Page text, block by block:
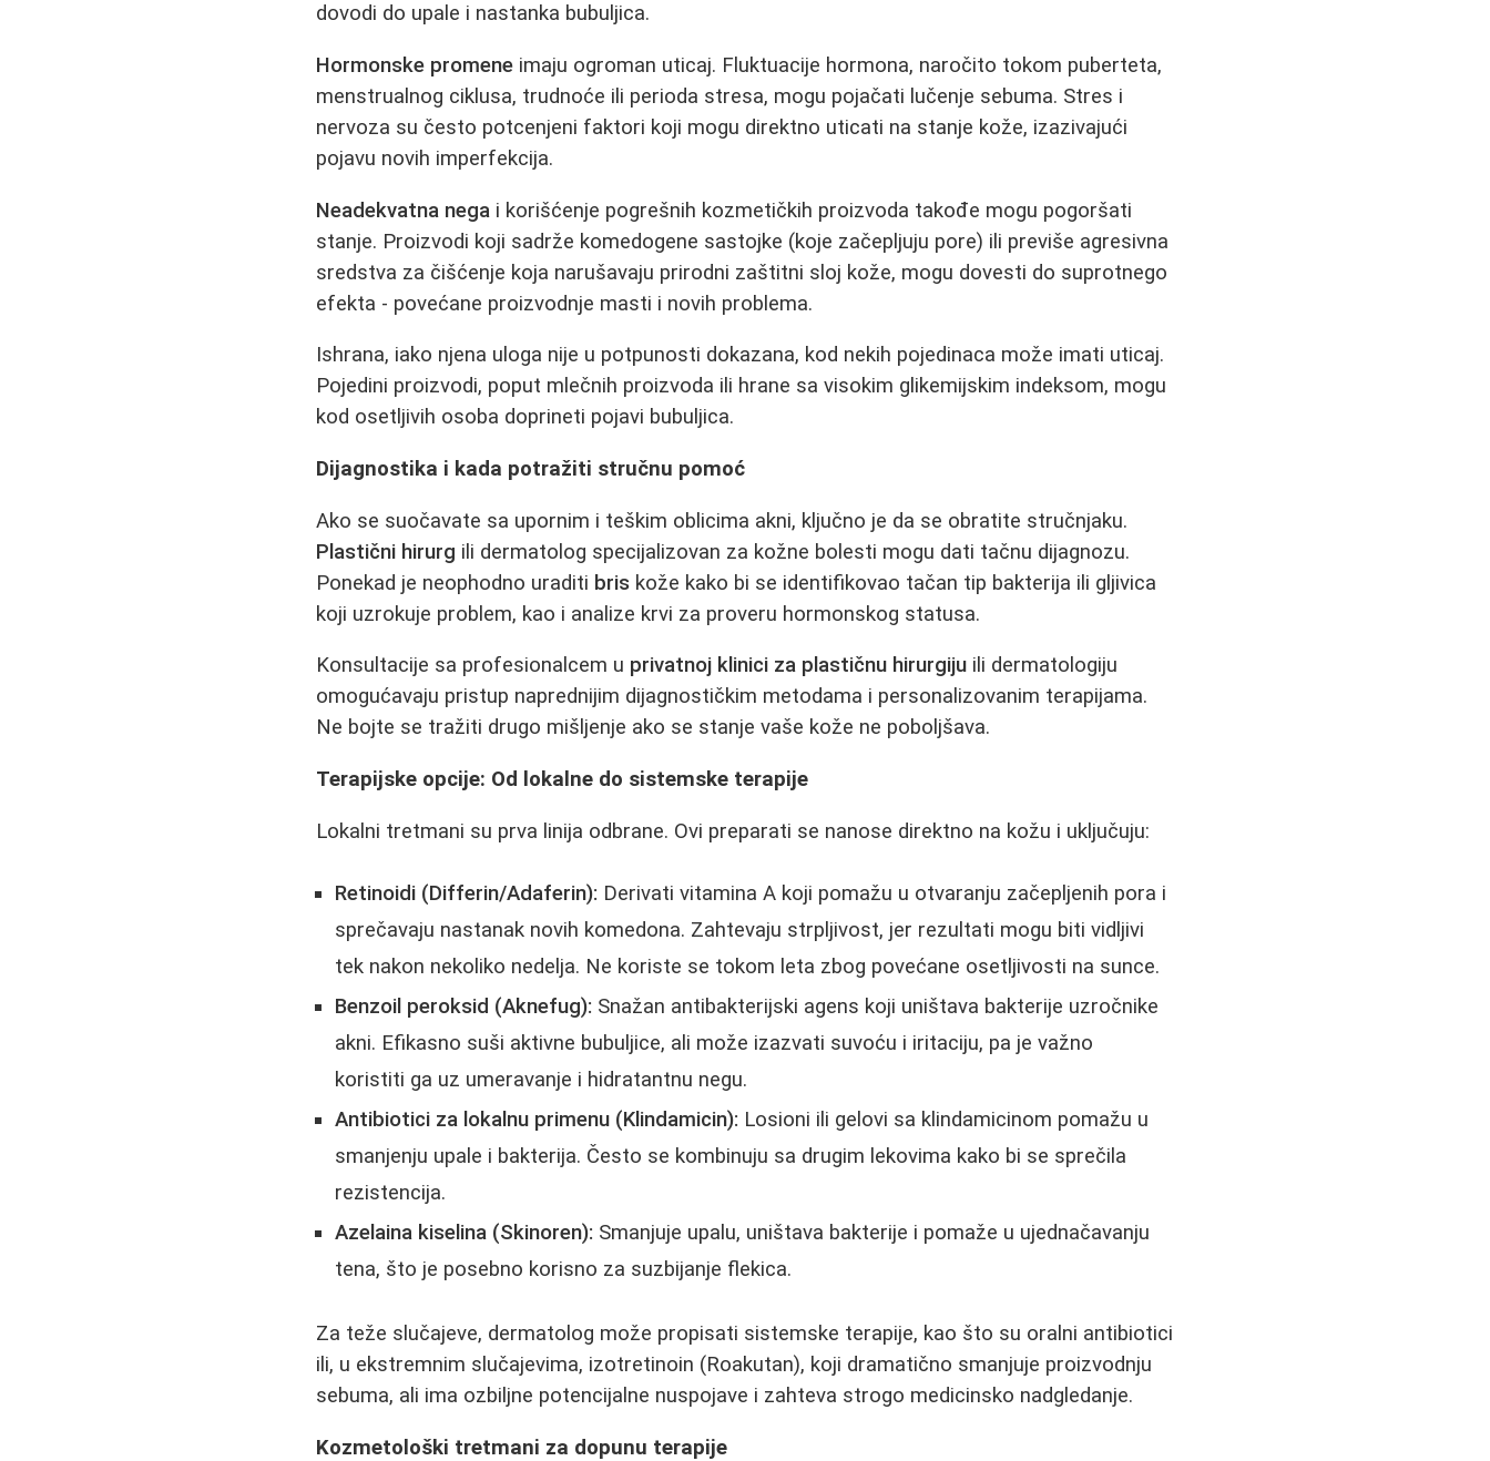
dovodi do upale i nastanka bubuljica.
Hormonske promene imaju ogroman uticaj. Fluktuacije hormona, naročito tokom puberteta,
menstrualnog ciklusa, trudnoće ili perioda stresa, mogu pojačati lučenje sebuma. Stres i
nervoza su često potcenjeni faktori koji mogu direktno uticati na stanje kože, izazivajući
pojavu novih imperfekcija.
Neadekvatna nega i korišćenje pogrešnih kozmetičkih proizvoda takođe mogu pogoršati
stanje. Proizvodi koji sadrže komedogene sastojke (koje začepljuju pore) ili previše agresivna
sredstva za čišćenje koja narušavaju prirodni zaštitni sloj kože, mogu dovesti do suprotnego
efekta - povećane proizvodnje masti i novih problema.
Ishrana, iako njena uloga nije u potpunosti dokazana, kod nekih pojedinaca može imati uticaj.
Pojedini proizvodi, poput mlečnih proizvoda ili hrane sa visokim glikemijskim indeksom, mogu
kod osetljivih osoba doprineti pojavi bubuljica.
Dijagnostika i kada potražiti stručnu pomoć
Ako se suočavate sa upornim i teškim oblicima akni, ključno je da se obratite stručnjaku.
Plastični hirurg ili dermatolog specijalizovan za kožne bolesti mogu dati tačnu dijagnozu.
Ponekad je neophodno uraditi bris kože kako bi se identifikovao tačan tip bakterija ili gljivica
koji uzrokuje problem, kao i analize krvi za proveru hormonskog statusa.
Konsultacije sa profesionalcem u privatnoj klinici za plastičnu hirurgiju ili dermatologiju
omogućavaju pristup naprednijim dijagnostičkim metodama i personalizovanim terapijama.
Ne bojte se tražiti drugo mišljenje ako se stanje vaše kože ne poboljšava.
Terapijske opcije: Od lokalne do sistemske terapije
Lokalni tretmani su prva linija odbrane. Ovi preparati se nanose direktno na kožu i uključuju:
Retinoidi (Differin/Adaferin): Derivati vitamina A koji pomažu u otvaranju začepljenih pora i
sprečavaju nastanak novih komedona. Zahtevaju strpljivost, jer rezultati mogu biti vidljivi
tek nakon nekoliko nedelja. Ne koriste se tokom leta zbog povećane osetljivosti na sunce.
Benzoil peroksid (Aknefug): Snažan antibakterijski agens koji uništava bakterije uzročnike
akni. Efikasno suši aktivne bubuljice, ali može izazvati suvoću i iritaciju, pa je važno
koristiti ga uz umeravanje i hidratantnu negu.
Antibiotici za lokalnu primenu (Klindamicin): Losioni ili gelovi sa klindamicinom pomažu u
smanjenju upale i bakterija. Često se kombinuju sa drugim lekovima kako bi se sprečila
rezistencija.
Azelaina kiselina (Skinoren): Smanjuje upalu, uništava bakterije i pomaže u ujednačavanju
tena, što je posebno korisno za suzbijanje flekica.
Za teže slučajeve, dermatolog može propisati sistemske terapije, kao što su oralni antibiotici
ili, u ekstremnim slučajevima, izotretinoin (Roakutan), koji dramatično smanjuje proizvodnju
sebuma, ali ima ozbiljne potencijalne nuspojave i zahteva strogo medicinsko nadgledanje.
Kozmetološki tretmani za dopunu terapije